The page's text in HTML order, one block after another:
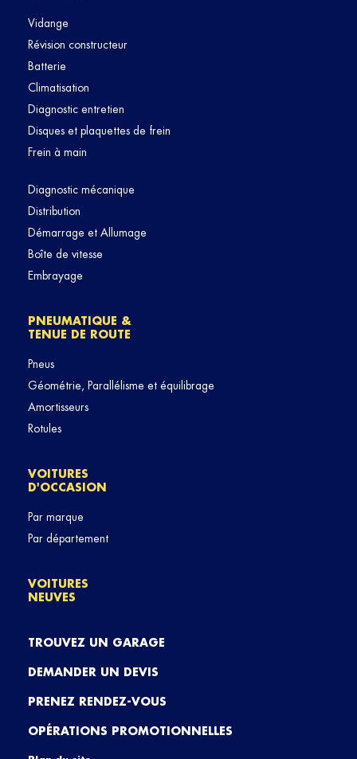
Vidange
Révision constructeur
Batterie
Climatisation
Diagnostic entretien
Disques et plaquettes de frein
Frein à main
Diagnostic mécanique
Distribution
Démarrage et Allumage
Boîte de vitesse
Embrayage
PNEUMATIQUE &
TENUE DE ROUTE
Pneus
Géométrie, Parallélisme et équilibrage
Amortisseurs
Rotules
VOITURES
D'OCCASION
Par marque
Par département
VOITURES
NEUVES
TROUVEZ UN GARAGE
DEMANDER UN DEVIS
PRENEZ RENDEZ-VOUS
OPÉRATIONS PROMOTIONNELLES